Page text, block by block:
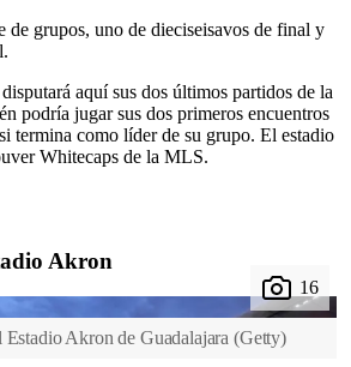
de grupos, uno de dieciseisavos de final y
aquí sus dos últimos partidos de la
podría jugar sus dos primeros encuentros
termina como líder de su grupo. El estadio
Whitecaps de la MLS.
Akron
Estadio Akron de Guadalajara (Getty)